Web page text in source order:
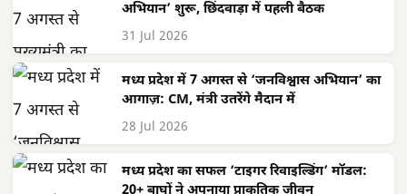
अभियान’ शुरू, छिंदवाड़ा में पहली बैठक
31 Jul 2026
मध्य प्रदेश में 7 अगस्त से ‘जनविश्वास अभियान’ का
आगाज़: CM, मंत्री उतरेंगे मैदान में
28 Jul 2026
मध्य प्रदेश का सफल ‘टाइगर रिवाइल्डिंग’ मॉडल: